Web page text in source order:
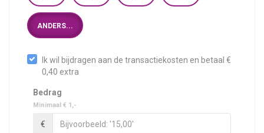
ANDERS...
Ik wil bijdragen aan de transactiekosten en betaal €
0,40 extra
Bedrag
Minimaal € 1,-
€